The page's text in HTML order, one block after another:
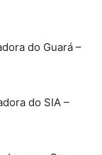
do Guará –
do SIA –